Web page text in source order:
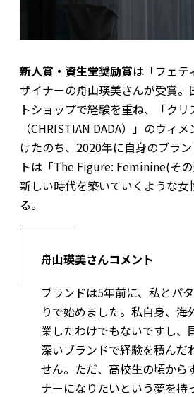
新人賞・資生堂奨励賞は「フェテ
ザイナーの舟山瑛美さんが受賞。
トショップで経験を重ね、「ク
（CHRISTIAN DADA）」のウィ
けたのち、2020年に自身のブラ
トは「The Figure: Feminine(その
新しい時代を築いていくような女
る。
舟山瑛美さんコメント
ブランドは5年前に、私とパ
りで始めました。私自身、海
業したわけでもないですし、
深いブランドで経験を積んだ
せん。ただ、高校生の頃から
ナーになりたいという夢を持